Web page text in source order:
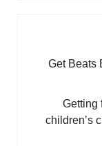
Get Beats
Getting
children’s